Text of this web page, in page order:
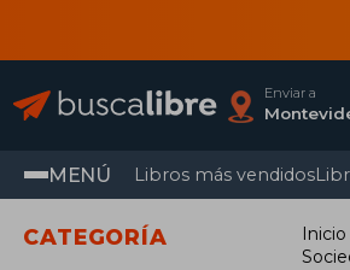
Enviar a
MENÚ Libros más vendidos
CATEGORÍA Inicio